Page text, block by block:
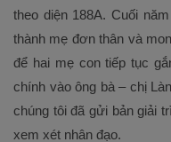
theo diện 188A. Cuối
thành mẹ đơn thân và
để hai mẹ con tiếp tục
chính vào ông bà – chị
chúng tôi đã gửi bản giải
xem xét nhân đạo.